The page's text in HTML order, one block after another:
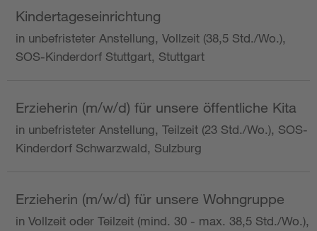
Kindertageseinrichtung
in unbefristeter Anstellung, Vollzeit (38,5 Std./Wo.),
SOS-Kinderdorf Stuttgart, Stuttgart
Erzieherin (m/w/d) für unsere öffentliche Kita
in unbefristeter Anstellung, Teilzeit (23 Std./Wo.), SOS-
Kinderdorf Schwarzwald, Sulzburg
Erzieherin (m/w/d) für unsere Wohngruppe
in Vollzeit oder Teilzeit (mind. 30 - max. 38,5 Std./Wo.),